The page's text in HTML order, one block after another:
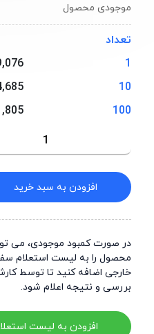
موجودی محصول
تعداد
1
10
100
افزودن به سبد خرید
در صورت کمبود موجودی، می
محصول را به لیست استعلام
خارجی اضافه کنید تا توسط
بررسی و نتیجه اعلام شود.
افزودن به لیست